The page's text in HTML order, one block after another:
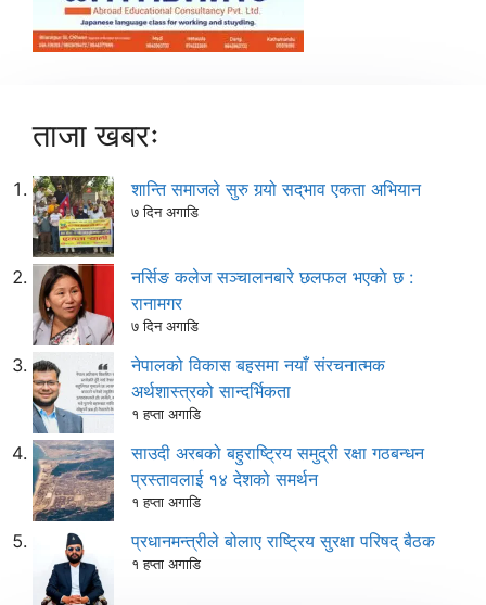
ताजा खबरः
शान्ति समाजले सुरु गर्‍यो सद्‌भाव एकता अभियान
७ दिन अगाडि
नर्सिङ कलेज सञ्चालनबारे छलफल भएकाे छ :
रानामगर
७ दिन अगाडि
नेपालको विकास बहसमा नयाँ संरचनात्मक
अर्थशास्त्रको सान्दर्भिकता
१ हप्ता अगाडि
साउदी अरबको बहुराष्ट्रिय समुद्री रक्षा गठबन्धन
प्रस्तावलाई १४ देशको समर्थन
१ हप्ता अगाडि
प्रधानमन्त्रीले बोलाए राष्ट्रिय सुरक्षा परिषद् बैठक
१ हप्ता अगाडि